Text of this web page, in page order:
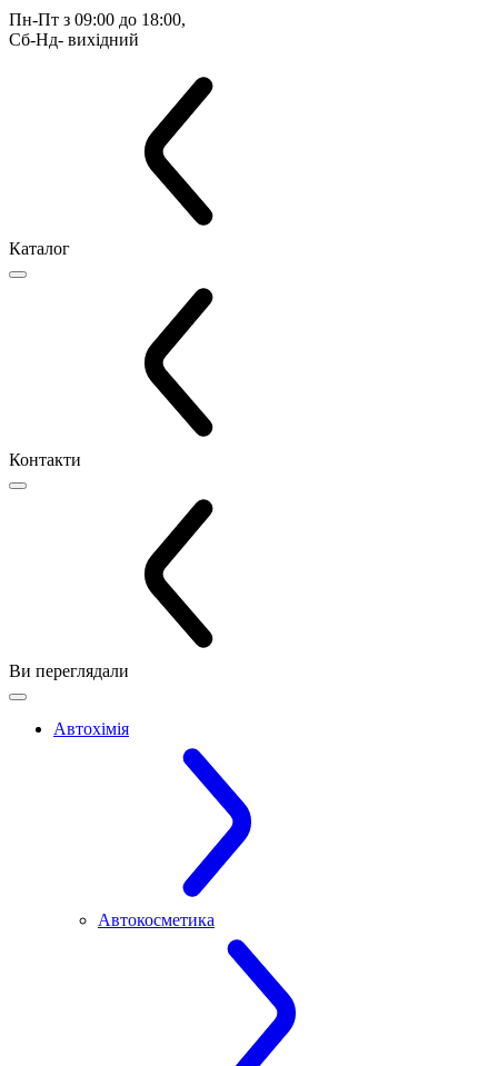
Пн-Пт з 09:00 до 18:00,
Сб-Нд- вихідний
Каталог
Контакти
Ви переглядали
Автохімія
Автокосметика